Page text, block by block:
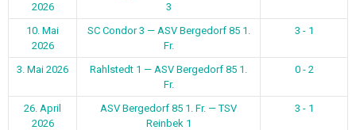
2026
3
10. Mai
2026
SC Condor 3 — ASV Bergedorf 85 1.
Fr.
3 - 1
3. Mai 2026
Rahlstedt 1 — ASV Bergedorf 85 1.
Fr.
0 - 2
26. April
2026
ASV Bergedorf 85 1. Fr. — TSV
Reinbek 1
3 - 1